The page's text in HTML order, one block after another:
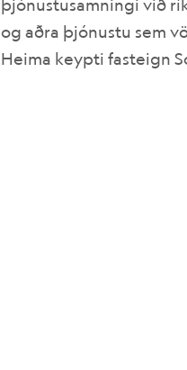
þjónustusamningi við
og aðra þjónustu sem
Heima keypti fasteign